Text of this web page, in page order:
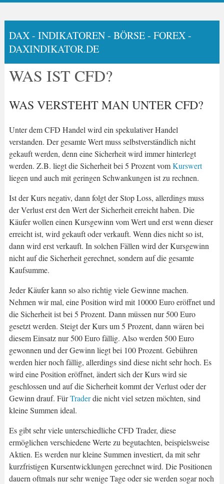
DAX - INDIKATOREN - BÖRSE - FOREX -
DAXINDIKATOR.DE
WAS IST CFD?
WAS VERSTEHT MAN UNTER CFD?
Unter dem CFD Handel wird ein spekulativer Handel
verstanden. Der gesamte Wert muss selbstverständlich nicht
gekauft werden, denn eine Sicherheit wird immer hinterlegt
werden. Z.B. liegt die Sicherheit bei 5 Prozent vomKurswert
liegen und auch mit geringen Schwankungen ist zu rechnen.
Ist der Kurs negativ, dann folgt der Stop Loss, allerdings muss
der Verlust erst den Wert der Sicherheit erreicht haben. Die
Käufer wollen einen Kursgewinn vom Wert und erst wenn dieser
erreicht ist, wird gekauft oder verkauft. Wenn dies nicht so ist,
dann wird erst verkauft. In solchen Fällen wird der Kursgewinn
nicht auf die Sicherheit gerechnet, sondern auf die gesamte
Kaufsumme.
Jeder Käufer kann so also richtig viele Gewinne machen.
Nehmen wir mal, eine Position wird mit 10000 Euro eröffnet und
die Sicherheit ist bei 5 Prozent. Dann müssen nur 500 Euro
gesetzt werden. Steigt der Kurs um 5 Prozent, dann wären bei
diesem Einsatz nur 500 Euro fällig. Also werden 500 Euro
gewonnen und der Gewinn liegt bei 100 Prozent. Gebühren
werden hier noch fällig, allerdings sind diese nicht sehr hoch. Es
wird eine Position eröffnet, ändert sich der Kurs wird sie
geschlossen und auf die Sicherheit kommt der Verlust oder der
Gewinn drauf. FürTraderdie nicht viel setzen möchten, sind
kleine Summen ideal.
Es gibt sehr viele unterschiedliche CFD Trader, diese
ermöglichen verschiedene Werte zu begutachten, beispielsweise
Aktien. Es werden nur kleine Summen investiert, da mit sehr
kurzfristigen Kursentwicklungen gerechnet wird. Die Positionen
dauern oftmals nur sehr wenige Tage oder sie werden sogar noch